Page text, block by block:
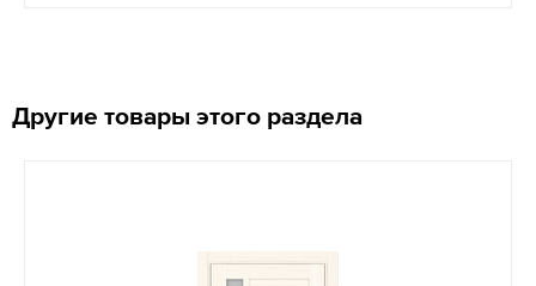
Другие товары этого раздела